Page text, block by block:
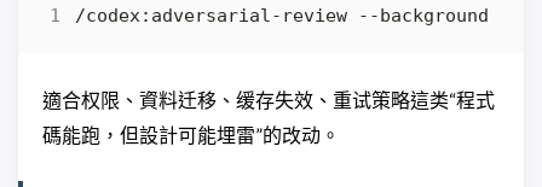
/codex:adversarial-review --background
適合权限、資料迁移、缓存失效、重试策略這类“程式
碼能跑，但設計可能埋雷”的改动。